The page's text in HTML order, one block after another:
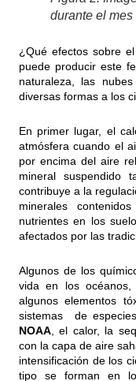
durante el mes
¿Qué efectos sobre
puede producir este
naturaleza, las
diversas formas a los
En primer lugar, el
atmósfera cuando el
por encima del aire
mineral suspendido
contribuye a la
minerales
nutrientes en los
afectados por las
Algunos de los
vida en los
algunos elementos
sistemas de
NOAA, el calor, la
con la capa de aire
intensificación de los
tipo se forman en